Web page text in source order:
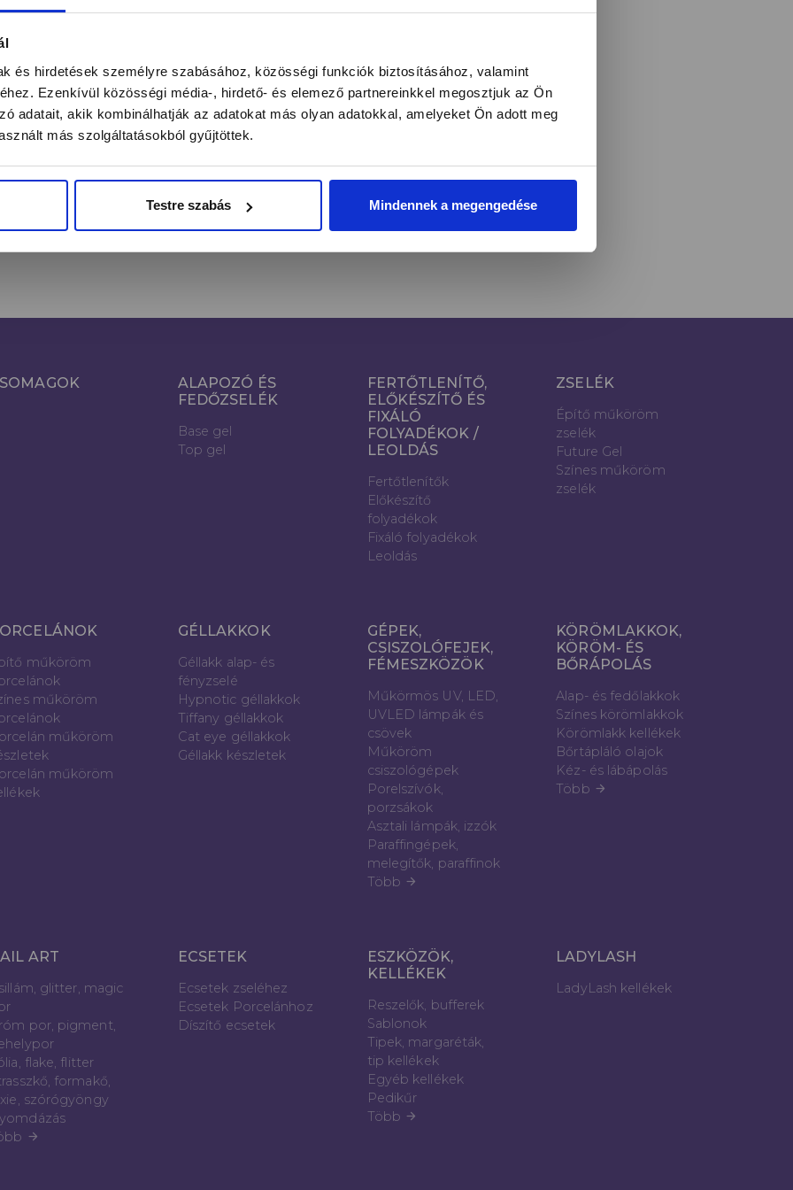
és hirdetések személyre szabásához, közösségi funkciók biztosításához, valamint
Ezenkívül közösségi média-, hirdető- és elemező partnereinkkel megosztjuk az Ön
adatait, akik kombinálhatják az adatokat más olyan adatokkal, amelyeket Ön adott meg
más szolgáltatásokból gyűjtöttek.
Testre szabás Mindennek a megengedése
alatt a legújabb körmös hírekről, kedvezményekről és újdonságokról!
Email cím* FELIRATKOZOM
Kijelentem, hogy a hozzájárulásomat önkéntesen, az Adatkezelési
szerinti megfelelő tájékoztatás birtokában teszem
ALAPOZÓ ÉS
FEDŐZSELÉK
Base gel
Top gel
FERTŐTLENÍTŐ,
ELŐKÉSZÍTŐ ÉS
FIXÁLÓ
FOLYADÉKOK /
LEOLDÁS
Fertőtlenítők
Előkészítő
folyadékok
Fixáló folyadékok
Leoldás
ZSELÉK
Építő műköröm
zselék
Future Gel
Színes műköröm
zselék
műköröm
műköröm
műköröm
műköröm
GÉLLAKKOK
Géllakk alap- és
fényzselé
Hypnotic géllakkok
Tiffany géllakkok
Cat eye géllakkok
Géllakk készletek
GÉPEK,
CSISZOLÓFEJEK,
FÉMESZKÖZÖK
Műkörmös UV, LED,
UVLED lámpák és
csövek
Műköröm
csiszológépek
Porelszívók,
porzsákok
Asztali lámpák, izzók
Paraffingépek,
melegítők, paraffinok
Több arrow_forward
KÖRÖMLAKKOK,
KÖRÖM- ÉS
BŐRÁPOLÁS
Alap- és fedőlakkok
Színes körömlakkok
Körömlakk kellékek
Bőrtápláló olajok
Kéz- és lábápolás
Több arrow_forward
ART
glitter, magic
por, pigment,
flake, flitter
formakő,
szórógyöngy
arrow_forward
ECSETEK
Ecsetek zseléhez
Ecsetek Porcelánhoz
Díszítő ecsetek
ESZKÖZÖK,
KELLÉKEK
Reszelők, bufferek
Sablonok
Tipek, margaréták,
tip kellékek
Egyéb kellékek
Pedikűr
Több arrow_forward
LADYLASH
LadyLash kellékek